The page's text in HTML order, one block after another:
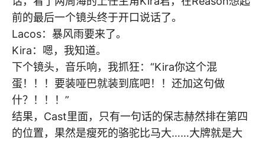
前的最后一个镜头终于开口说话了。
Lacos：暴风雨要来了。
Kira：嗯，我知道。
下个镜头，音乐响，我抓狂：“Kira你这个混
蛋！！！要装哑巴就装到底吧！！还加这句做
什？！！！”
结果，Cast里面，只有一句话的保志赫然排在第四
的位置，果然是瘦死的骆驼比马大……大牌就是大